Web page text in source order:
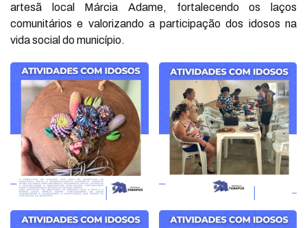
artesã local Márcia Adame, fortalecendo os laços
comunitários e valorizando a participação dos idosos na
vida social do município.